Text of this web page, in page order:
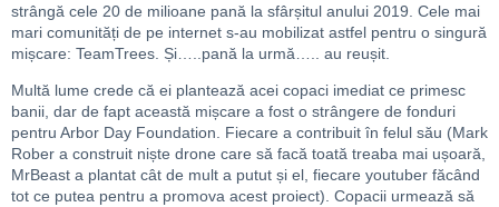
strângă cele 20 de milioane pană la sfârșitul anului 2019. Cele mai
mari comunități de pe internet s-au mobilizat astfel pentru o singură
mișcare: TeamTrees. Și…..pană la urmă….. au reușit.
Multă lume crede că ei plantează acei copaci imediat ce primesc
banii, dar de fapt această mișcare a fost o strângere de fonduri
pentru Arbor Day Foundation. Fiecare a contribuit în felul său (Mark
Rober a construit niște drone care să facă toată treaba mai ușoară,
MrBeast a plantat cât de mult a putut și el, fiecare youtuber făcând
tot ce putea pentru a promova acest proiect). Copacii urmează să